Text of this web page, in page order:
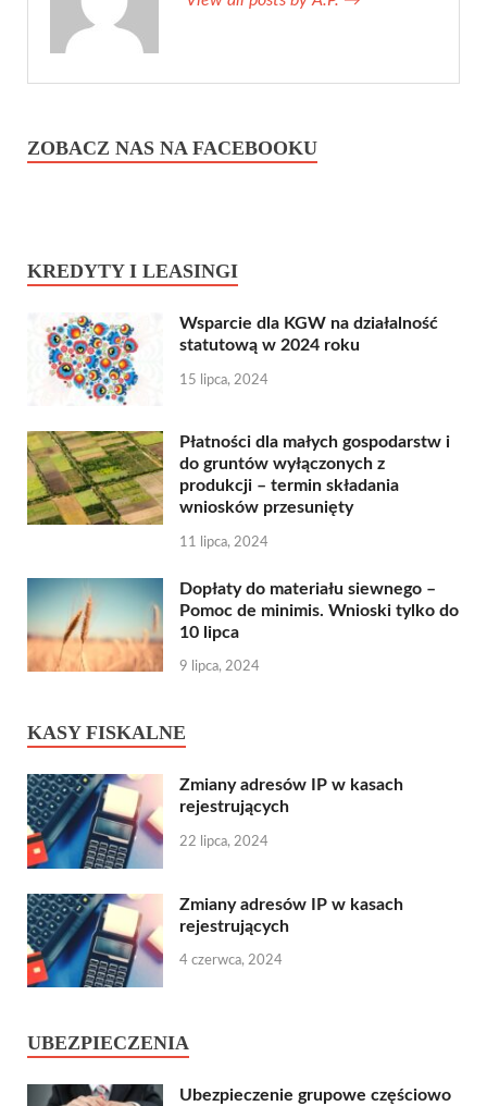
ZOBACZ NAS NA FACEBOOKU
KREDYTY I LEASINGI
Wsparcie dla KGW na działalność
statutową w 2024 roku
15 lipca, 2024
Płatności dla małych gospodarstw i
do gruntów wyłączonych z
produkcji – termin składania
wniosków przesunięty
11 lipca, 2024
Dopłaty do materiału siewnego –
Pomoc de minimis. Wnioski tylko do
10 lipca
9 lipca, 2024
KASY FISKALNE
Zmiany adresów IP w kasach
rejestrujących
22 lipca, 2024
Zmiany adresów IP w kasach
rejestrujących
4 czerwca, 2024
UBEZPIECZENIA
Ubezpieczenie grupowe częściowo